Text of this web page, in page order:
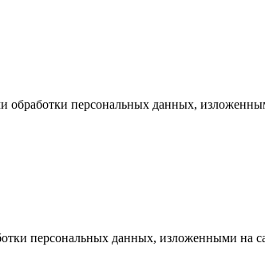
обработки персональных данных,
персональных данных, изложенными на